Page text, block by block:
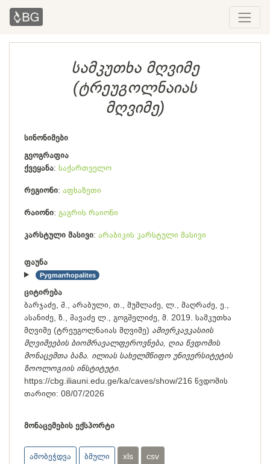
სამკუთხა მღვიმე
(ტრეუგოლნაიას
მღვიმე)
სინონიმები
გეოგრაფია
ქვეყანა საქართველო
რეგიონი აფხაზეთი
რაიონი გაგრის რაიონი
კარსტული მასივი არაბიკის კარსტული მასივი
ფაუნა
Pygmarrhopalites
ციტირება
ბარჯაძე, შ., არაბული, თ., მუმლაძე, ლ., მაღრაძე, ე.,
ასანიძე, ზ., შავაძე ლ., გოგშელიძე, მ. 2019. სამკუთხა
მღვიმე (ტრეუგოლნაიას მღვიმე) ამიერკავკასიის
მღვიმეების ბიომრავალფეროვნება, ღია წვდომის
მონაცემთა ბაზა. ილიას სახელმწიფო უნივერსიტეტის
ზოოლოგიის ინსტიტუტი.
https://cbg.iliauni.edu.ge/ka/caves/show/216 წვდომის
თარიღი: 08/07/2026
მონაცემების ექსპორტი
ამობეჭდვა ბმული xls csv